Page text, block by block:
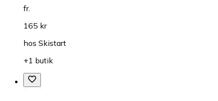
fr.
165 kr
hos Skistart
+1 butik